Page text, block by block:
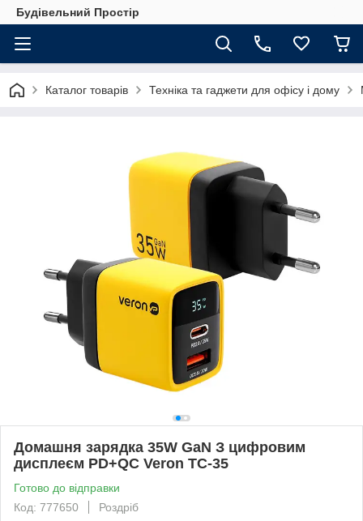
Будівельний Простір
Каталог товарів Техніка та гаджети для офісу і дому
Домашня зарядка 35W GaN З цифровим
дисплеєм PD+QC Veron TC-35
Готово до відправки
Код: 777650
Роздріб